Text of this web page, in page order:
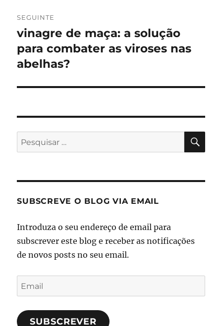
SEGUINTE
Artigo
seguinte:
vinagre de maça: a solução
para combater as viroses nas
abelhas?
Pesquisar
por:
SUBSCREVE O BLOG VIA EMAIL
Introduza o seu endereço de email para
subscrever este blog e receber as notificações
de novos posts no seu email.
Email
SUBSCREVER